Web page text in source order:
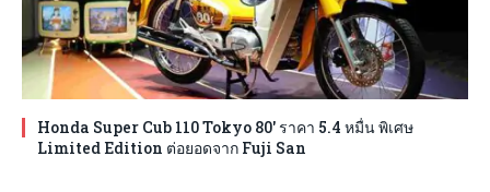
Honda Super Cub 110 Tokyo 80′ ราคา 5.4 หมื่น พิเศษ
Limited Edition ต่อยอดจาก Fuji San